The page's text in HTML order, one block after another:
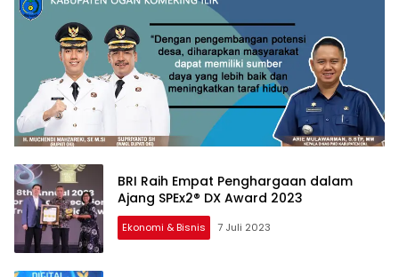
BRI Raih Empat Penghargaan dalam
Ajang SPEx2® DX Award 2023
Ekonomi & Bisnis 7 Juli 2023